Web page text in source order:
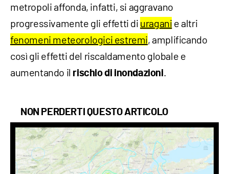
metropoli affonda, infatti, si aggravano
progressivamente gli effetti di uragani e altri
fenomeni meteorologici estremi, amplificando
così gli effetti del riscaldamento globale e
aumentando il rischio di inondazioni.
NON PERDERTI QUESTO ARTICOLO